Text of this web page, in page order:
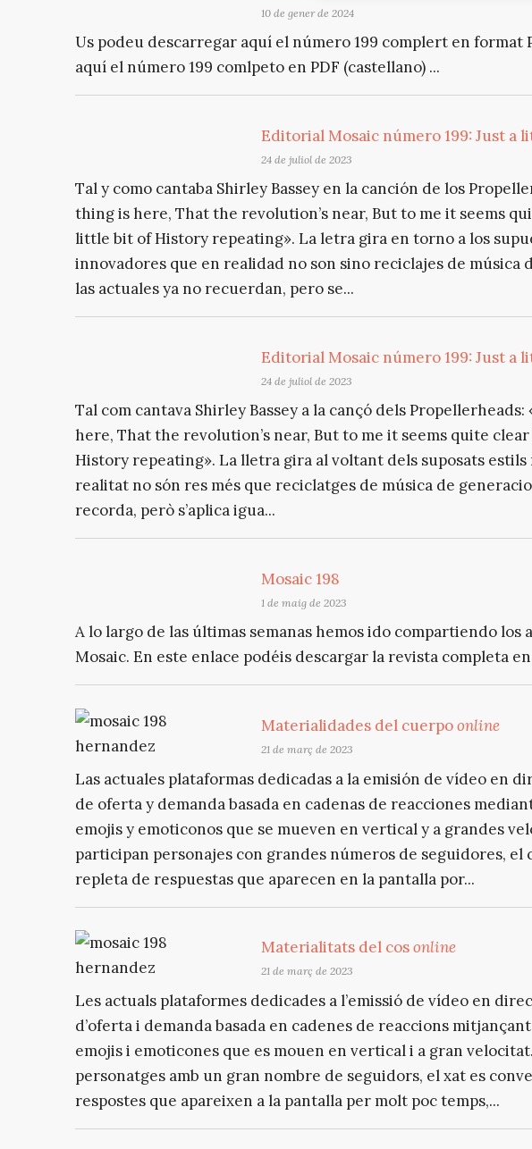
10 de gener de 2024
Us podeu descarregar aquí el número 199 complert en format
aquí el número 199 comlpeto en PDF (castellano) ...
Editorial Mosaic número 199: Just
24 de juliol de 2023
Tal y como cantaba Shirley Bassey en la canción de los
thing is here, That the revolution’s near, But to me it seems
little bit of History repeating». La letra gira en torno a los
innovadores que en realidad no son sino reciclajes de música
las actuales ya no recuerdan, pero se...
Editorial Mosaic número 199: Just
24 de juliol de 2023
Tal com cantava Shirley Bassey a la cançó dels
here, That the revolution’s near, But to me it seems quite
History repeating». La lletra gira al voltant dels suposats
realitat no són res més que reciclatges de música de
recorda, però s’aplica igua...
Mosaic 198
1 de maig de 2023
A lo largo de las últimas semanas hemos ido compartiendo los
Mosaic. En este enlace podéis descargar la revista completa
Materialidades del cuerpoonline
21 de març de 2023
Las actuales plataformas dedicadas a la emisión de vídeo en
de oferta y demanda basada en cadenas de reacciones
emojis y emoticonos que se mueven en vertical y a grandes
participan personajes con grandes números de seguidores,
repleta de respuestas que aparecen en la pantalla por...
Materialitats del cosonline
21 de març de 2023
Les actuals plataformes dedicades a l’emissió de vídeo en
d’oferta i demanda basada en cadenes de reaccions
emojis i emoticones que es mouen en vertical i a gran
personatges amb un gran nombre de seguidors, el xat es
respostes que apareixen a la pantalla per molt poc temps,...